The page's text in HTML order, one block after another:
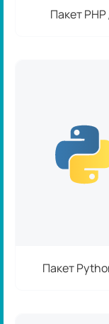
Пакет
Пакет